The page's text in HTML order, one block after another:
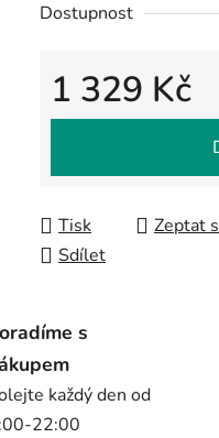
je
Dostupnost
1 329 Kč
Měrná cena:
Tisk Zeptat
Sdílet
s
každý den od
22:00